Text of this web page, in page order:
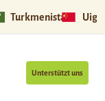
Turkmenistan
Unterstützt uns